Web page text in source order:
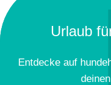
Urlaub
Entdecke auf